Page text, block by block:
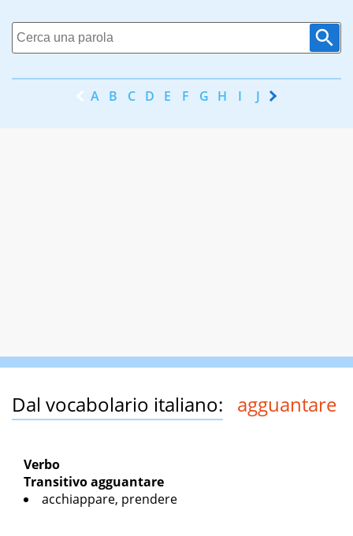
A B C D E F G H I J K
Dal vocabolario italiano: agguantare
Verbo
Transitivoagguantare
acchiappare, prendere